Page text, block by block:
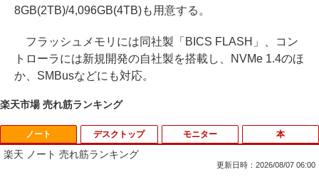
8GB(2TB)/4,096GB(4TB)も用意する。
フラッシュメモリには同社製「BICS FLASH」、コン
トローラには新規開発の自社製を搭載し、NVMe 1.4のほ
か、SMBusなどにも対応。
楽天市場 売れ筋ランキング
ノート
楽天 ノート 売れ筋ランキング
更新日時：2026/08/07 06:00
デスクトップ モニター 本